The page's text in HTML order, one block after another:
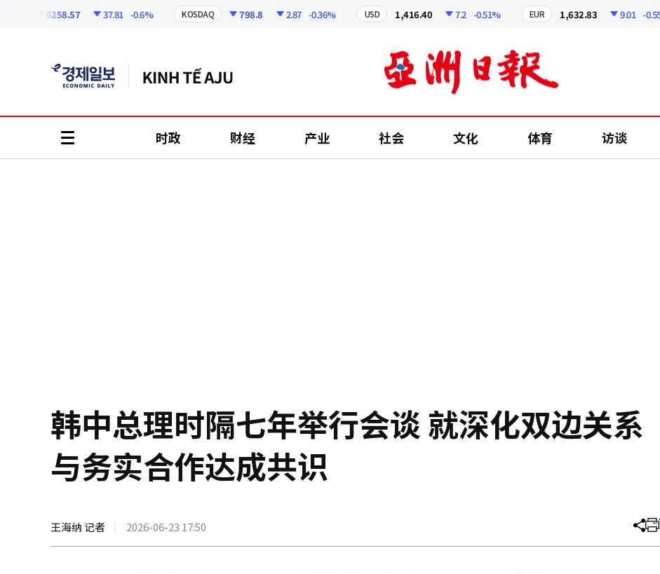
6258.57 37.81 -0.6% KOSDAQ 798.8 2.87 -0.36% USD 1,416.40 7.2 -0.51% EUR 1,632.83 9.01 -0.55%
时政 财经 产业 社会 文化 体育 访谈
韩中总理时隔七年举行会谈 就深化双边关系
与务实合作达成共识
王海纳 记者 2026-06-23 17:50 分
文
打